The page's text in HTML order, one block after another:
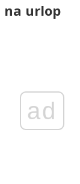
na urlop
ad